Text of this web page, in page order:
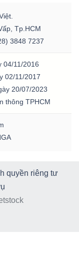
Tp.HCM
3848 7237
04/11/2016
02/11/2017
20/07/2023
thông TPHCM
quyền riêng tư